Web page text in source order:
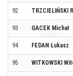
92 TRZCIELIŃSKI
93 GACEK Michał
94 FEDAN Łukasz
95 WITKOWSKI